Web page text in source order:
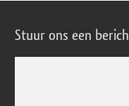
Stuur ons een